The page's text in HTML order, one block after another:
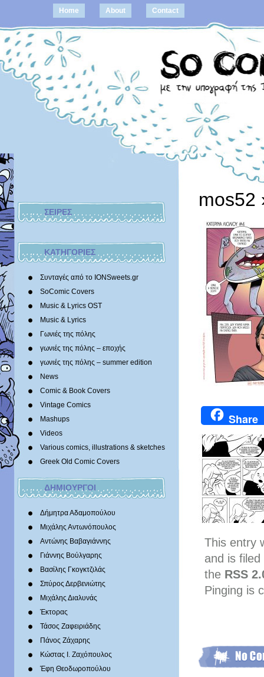
Home About Contact
ΣΕΙΡΕΣ
ΚΑΤΗΓΟΡΙΕΣ
Συνταγές από το IONSweets.gr
SoComic Covers
Music & Lyrics OST
Music & Lyrics
Γωνιές της πόλης
γωνιές της πόλης – εποχής
γωνιές της πόλης – summer edition
News
Comic & Book Covers
Vintage Comics
Mashups
Videos
Various comics, illustrations & sketches
Greek Old Comic Covers
ΔΗΜΙΟΥΡΓΟΙ
Δήμητρα Αδαμοπούλου
Μιχάλης Αντωνόπουλος
Αντώνης Βαβαγιάννης
Γιάννης Βούλγαρης
Βασίλης Γκογκτζιλάς
Σπύρος Δερβενιώτης
Mιχάλης Διαλυνάς
Έκτορας
Τάσος Ζαφειριάδης
Πάνος Ζάχαρης
Κώστας Ι. Ζαχόπουλoς
Έφη Θεοδωροπούλου
mos52
Share
This entry
and is
the RSS
Pinging is